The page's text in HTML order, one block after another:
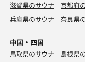
滋賀県のサウナ 京都府
兵庫県のサウナ
奈良県
中国・四国
鳥取県のサウナ 島根県